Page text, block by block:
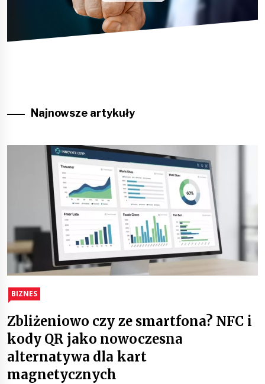
Najnowsze artykuły
BIZNES
Zbliżeniowo czy ze smartfona? NFC i
kody QR jako nowoczesna
alternatywa dla kart
magnetycznych